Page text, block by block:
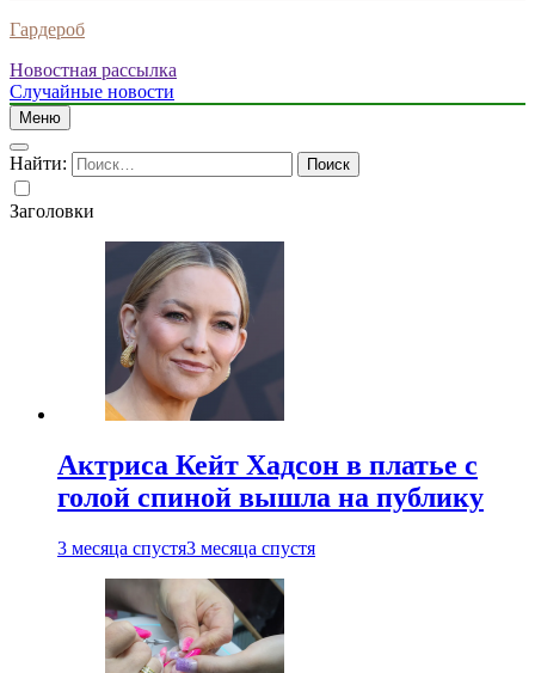
Гардероб
Новостная рассылка
Случайные новости
Меню
Найти:
Заголовки
Актриса Кейт Хадсон в платье с
голой спиной вышла на публику
3 месяца спустя3 месяца спустя